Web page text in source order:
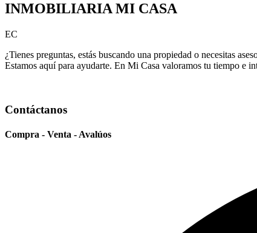
INMOBILIARIA MI CASA
EC
¿Tienes preguntas, estás buscando una propiedad o necesitas
Estamos aquí para ayudarte. En Mi Casa valoramos tu tiempo e
Contáctanos
Compra - Venta - Avalúos